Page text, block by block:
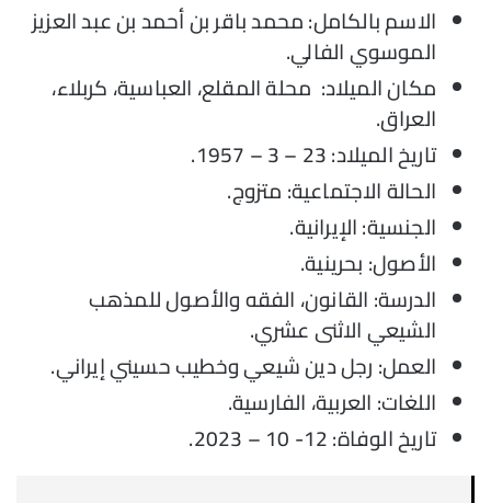
الاسم بالكامل: محمد باقر بن أحمد بن عبد العزيز
الموسوي الفالي.
مكان الميلاد: محلة المقلع، العباسية، كربلاء،
العراق.
تاريخ الميلاد: 23 – 3 – 1957.
الحالة الاجتماعية: متزوج.
الجنسية: الإيرانية.
الأصول: بحرينية.
الدرسة: القانون، الفقه والأصول للمذهب
الشيعي الاثنى عشري.
العمل: رجل دين شيعي وخطيب حسيني إيراني.
اللغات: العربية، الفارسية.
تاريخ الوفاة: 12- 10 – 2023.